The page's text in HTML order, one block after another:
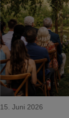
15. Juni 2026